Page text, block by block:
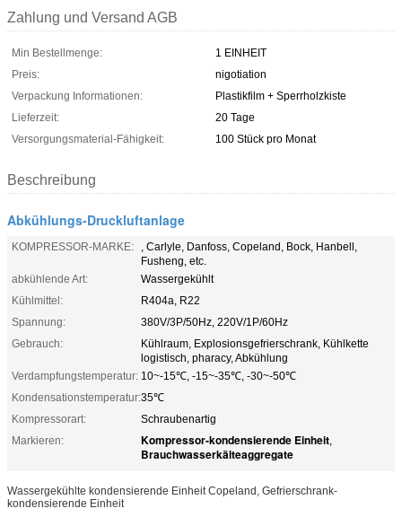
Zahlung und Versand AGB
Min Bestellmenge:
1 EINHEIT
Preis:
nigotiation
Verpackung Informationen:
Plastikfilm + Sperrholzkiste
Lieferzeit:
20 Tage
Versorgungsmaterial-Fähigkeit:
100 Stück pro Monat
Beschreibung
Abkühlungs-Druckluftanlage
KOMPRESSOR-MARKE:
, Carlyle, Danfoss, Copeland, Bock, Hanbell,
Fusheng, etc.
abkühlende Art:
Wassergekühlt
Kühlmittel:
R404a, R22
Spannung:
380V/3P/50Hz, 220V/1P/60Hz
Gebrauch:
Kühlraum, Explosionsgefrierschrank, Kühlkette
logistisch, pharacy, Abkühlung
Verdampfungstemperatur: 10~-15℃, -15~-35℃, -30~-50℃
Kondensationstemperatur:35℃
Kompressorart:
Schraubenartig
Markieren:
Kompressor-kondensierende Einheit,
Brauchwasserkälteaggregate
Wassergekühlte kondensierende Einheit Copeland, Gefrierschrank-
kondensierende Einheit